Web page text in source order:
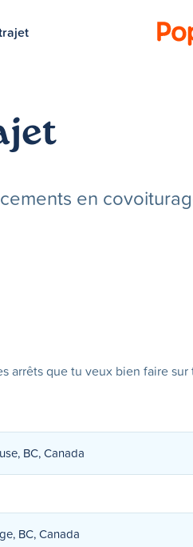
en
arrêts que tu veux bien faire sur